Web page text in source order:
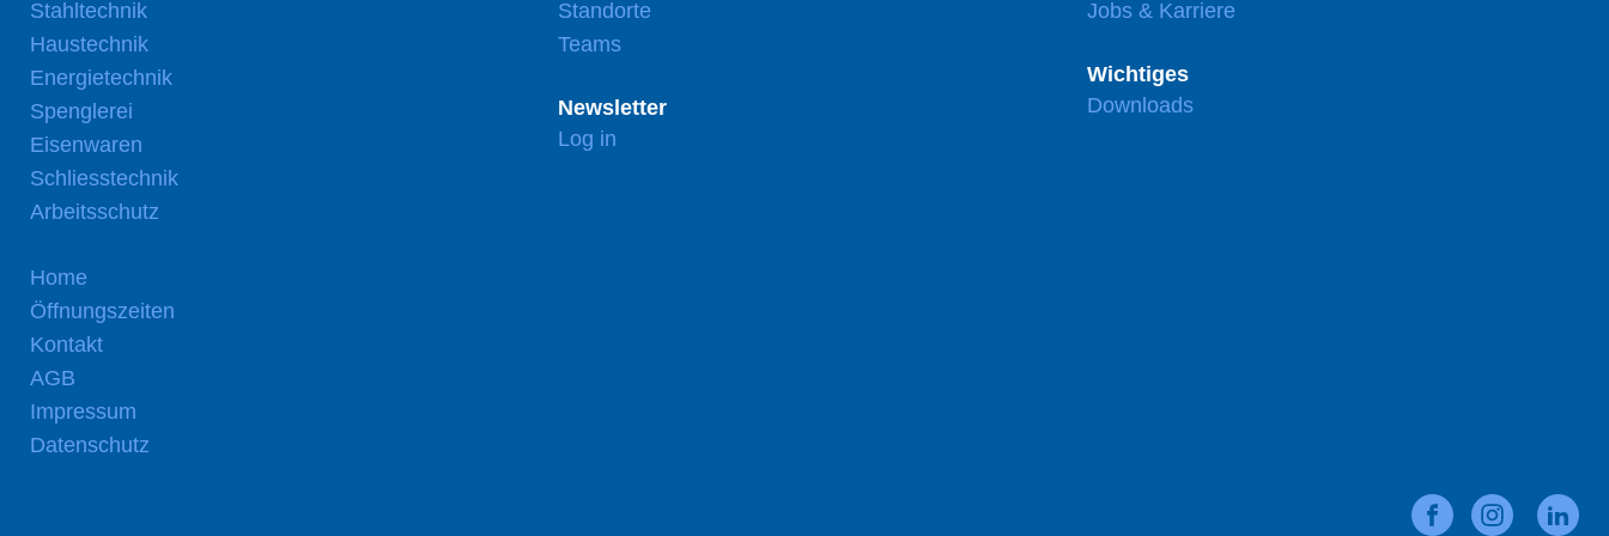
Stahltechnik
Haustechnik
Energietechnik
Spenglerei
Eisenwaren
Schliesstechnik
Arbeitsschutz
Standorte
Teams
Newsletter
Log in
Jobs & Karriere
Wichtiges
Downloads
Home
Öffnungszeiten
Kontakt
AGB
Impressum
Datenschutz